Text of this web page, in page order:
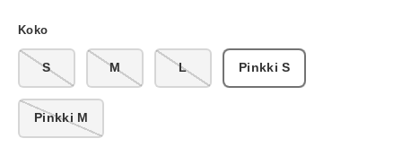
Koko
S M L Pinkki S
Pinkki M